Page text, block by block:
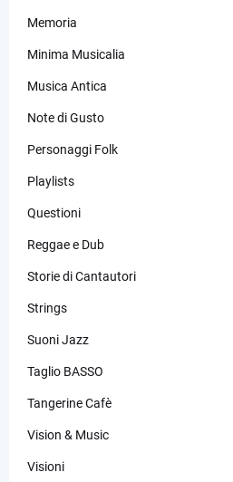
Memoria
Minima Musicalia
Musica Antica
Note di Gusto
Personaggi Folk
Playlists
Questioni
Reggae e Dub
Storie di Cantautori
Strings
Suoni Jazz
Taglio BASSO
Tangerine Cafè
Vision & Music
Visioni